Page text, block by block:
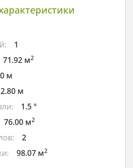
1
71.92 м2
м
2.80 м
1.5 °
76.00 м2
2
98.07 м2